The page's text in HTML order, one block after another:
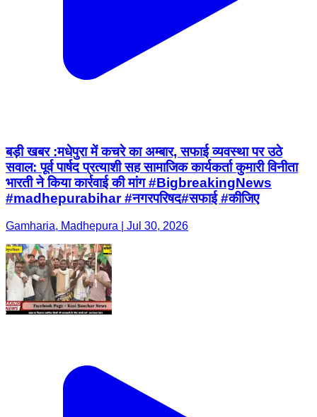
बड़ी खबर :मधेपुरा में कचरे का अम्बार, सफाई व्यवस्था पर उठे
सवाल: पूर्व पार्षद प्रत्याशी सह सामाजिक कार्यकर्ता कुमारी विनीता
भारती ने किया कार्रवाई की मांग #BigbreakingNews
#madhepurabihar #नगरपरिषद#सफाई #कीजिए
Gamharia, Madhepura | Jul 30, 2026